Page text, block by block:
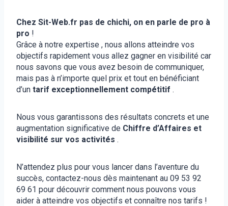
Chez Sit-Web.fr pas de chichi, on en parle de pro à
pro !
Grâce à notre expertise , nous allons atteindre vos
objectifs rapidement vous allez gagner en visibilité car
nous savons que vous avez besoin de communiquer,
mais pas à n’importe quel prix et tout en bénéficiant
d’un tarif exceptionnellement compétitif .
Nous vous garantissons des résultats concrets et une
augmentation significative de Chiffre d’Affaires et
visibilité sur vos activités .
N’attendez plus pour vous lancer dans l’aventure du
succès, contactez-nous dès maintenant au 09 53 92
69 61 pour découvrir comment nous pouvons vous
aider à atteindre vos objectifs et connaître nos tarifs !